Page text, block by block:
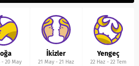
- 20 May
İkizler
21 May- 21 Haz
Yengeç
22 Haz- 22 Tem